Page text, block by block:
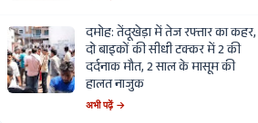
दमोह: तेंदूखेड़ा में तेज रफ्तार का कहर,
दो बाइकों की सीधी टक्कर में 2 की
दर्दनाक मौत, 2 साल के मासूम की
हालत नाजुक
अभी पढ़ें →